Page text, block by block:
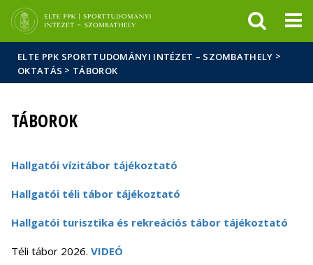
Hírek
Események
ELTE a
sajtóban
ELTE PPK SPORTTUDOMÁNYI INTÉZET – SZOMBATHELY >
OKTATÁS > TÁBOROK
TÁBOROK
Hallgatói vízitábor tájékoztató
Hallgatói téli tábor tájékoztató
Hallgatói turisztika és rekreációs tábor tájékoztató
Téli tábor 2026. VIDEÓ